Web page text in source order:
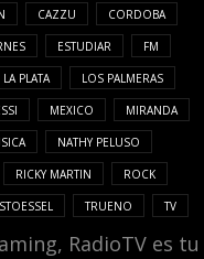
CAZZU CORDOBA
ESTUDIAR FM
LA PLATA LOS PALMERAS
MEXICO MIRANDA
NATHY PELUSO
RICKY MARTIN ROCK
TRUENO TV
RadioTV es tu